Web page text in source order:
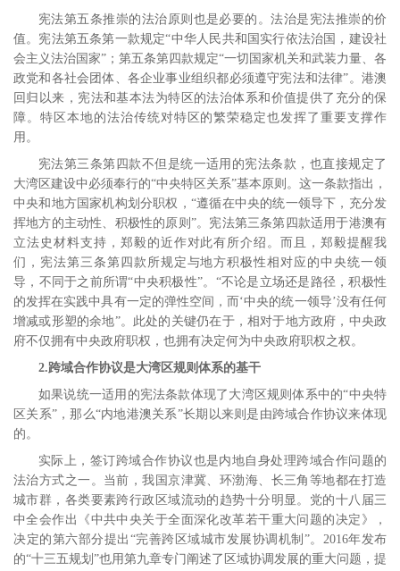
宪法第五条推崇的法治原则也是必要的。法治是宪法推崇的价
值。宪法第五条第一款规定“中华人民共和国实行依法治国，建设社
会主义法治国家”；第五条第四款规定“一切国家机关和武装力量、各
政党和各社会团体、各企业事业组织都必须遵守宪法和法律”。港澳
回归以来，宪法和基本法为特区的法治体系和价值提供了充分的保
障。 特区本地的法治传统对特区的繁荣稳定也发挥了重要支撑作
用。
宪法第三条第四款不但是统一适用的宪法条款，也直接规定了
大湾区建设中必须奉行的“中央特区关系”基本原则。这一条款指出，
中央和地方国家机构划分职权，“遵循在中央的统一领导下，充分发
挥地方的主动性、积极性的原则”。宪法第三条第四款适用于港澳有
立法史材料支持，郑毅的近作对此有所介绍。而且，郑毅提醒我
们，宪法第三条第四款所规定与地方积极性相对应的中央统一领
导，不同于之前所谓“中央积极性”。“不论是立场还是路径，积极性
的发挥在实践中具有一定的弹性空间，而‘中央的统一领导’没有任何
增减或形塑的余地”。 此处的关键仍在于，相对于地方政府，中央政
府不仅拥有中央政府职权，也拥有决定何为中央政府职权之权。
2.跨域合作协议是大湾区规则体系的基干
如果说统一适用的宪法条款体现了大湾区规则体系中的“中央特
区关系”，那么“内地港澳关系”长期以来则是由跨域合作协议来体现
的。
实际上，签订跨域合作协议也是内地自身处理跨域合作问题的
法治方式之一。当前，我国京津冀、环渤海、长三角等地都在打造
城市群，各类要素跨行政区域流动的趋势十分明显。党的十八届三
中全会作出《中共中央关于全面深化改革若干重大问题的决定》，
决定的第六部分提出“完善跨区域城市发展协调机制”。 2016年发布
的“十三五规划”也用第九章专门阐述了区域协调发展的重大问题，提